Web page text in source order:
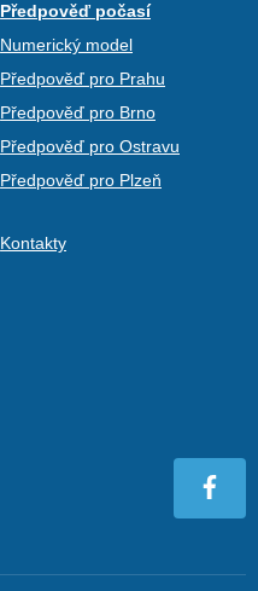
Předpověď počasí
Numerický model
Předpověď pro Prahu
Předpověď pro Brno
Předpověď pro Ostravu
Předpověď pro Plzeň
Kontakty